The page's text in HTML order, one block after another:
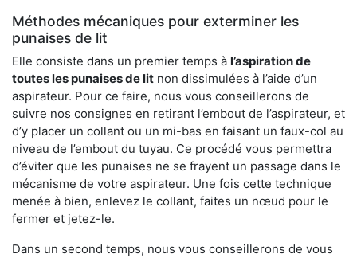
Méthodes mécaniques pour exterminer les
punaises de lit
Elle consiste dans un premier temps à l’aspiration de
toutes les punaises de lit non dissimulées à l’aide d’un
aspirateur. Pour ce faire, nous vous conseillerons de
suivre nos consignes en retirant l’embout de l’aspirateur, et
d’y placer un collant ou un mi-bas en faisant un faux-col au
niveau de l’embout du tuyau. Ce procédé vous permettra
d’éviter que les punaises ne se frayent un passage dans le
mécanisme de votre aspirateur. Une fois cette technique
menée à bien, enlevez le collant, faites un nœud pour le
fermer et jetez-le.
Dans un second temps, nous vous conseillerons de vous